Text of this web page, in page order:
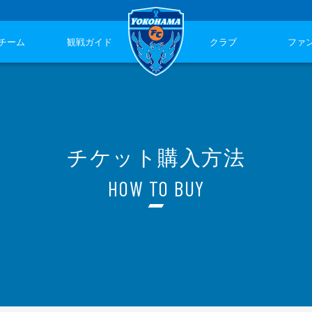
ーム 観戦ガイド クラブ ファ
チケット購入方法
HOW TO BUY